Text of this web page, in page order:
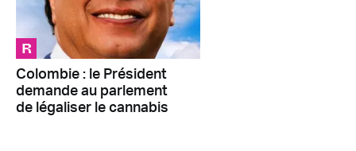
R
Colombie : le Président
demande au parlement
de légaliser le cannabis